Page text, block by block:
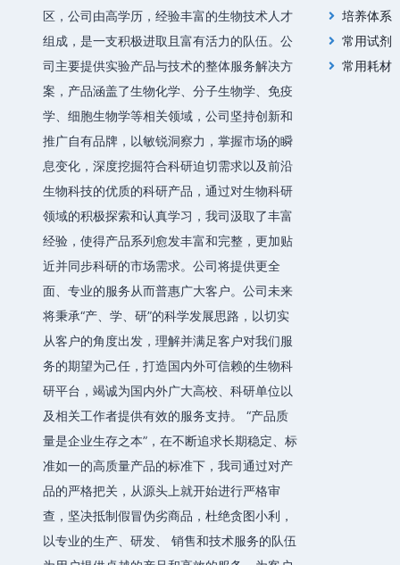
区，公司由高学历，经验丰富的生物技术人才
组成，是一支积极进取且富有活力的队伍。公
司主要提供实验产品与技术的整体服务解决方
案，产品涵盖了生物化学、分子生物学、免疫
学、细胞生物学等相关领域，公司坚持创新和
推广自有品牌，以敏锐洞察力，掌握市场的瞬
息变化，深度挖掘符合科研迫切需求以及前沿
生物科技的优质的科研产品，通过对生物科研
领域的积极探索和认真学习，我司汲取了丰富
经验，使得产品系列愈发丰富和完整，更加贴
近并同步科研的市场需求。公司将提供更全
面、专业的服务从而普惠广大客户。公司未来
将秉承“产、学、研”的科学发展思路，以切实
从客户的角度出发，理解并满足客户对我们服
务的期望为己任，打造国内外可信赖的生物科
研平台，竭诚为国内外广大高校、科研单位以
及相关工作者提供有效的服务支持。 “产品质
量是企业生存之本”，在不断追求长期稳定、标
准如一的高质量产品的标准下，我司通过对产
品的严格把关，从源头上就开始进行严格审
查，坚决抵制假冒伪劣商品，杜绝贪图小利，
以专业的生产、研发、 销售和技术服务的队伍
培养体系
常用试剂
常用耗材